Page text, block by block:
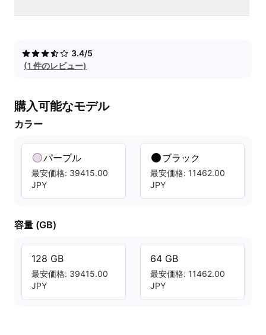
3.4/5
(1 件のレビュー)
購入可能なモデル
カラー
パープル
最安価格: 39415.00
JPY
ブラック
最安価格: 11462.00
JPY
容量 (GB)
128 GB
最安価格: 39415.00
JPY
64 GB
最安価格: 11462.00
JPY